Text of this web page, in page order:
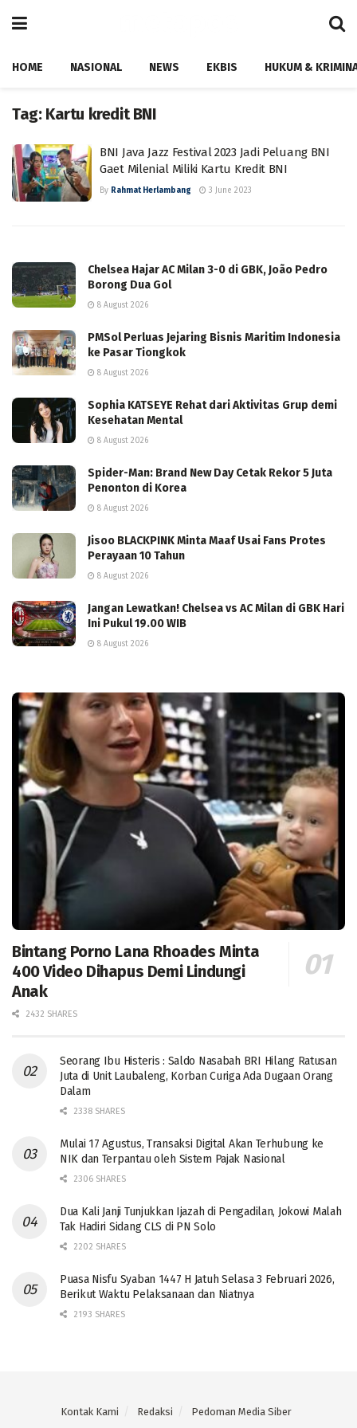
HOME NASIONAL NEWS EKBIS HUKUM &
Tag: Kartu kredit BNI
BNI Java Jazz Festival 2023 Jadi Peluang BNI
Gaet Milenial Miliki Kartu Kredit BNI
By Rahmat Herlambang 3 June 2023
Chelsea Hajar AC Milan 3-0 di GBK, João Pedro
Borong Dua Gol
8 August 2026
PMSol Perluas Jejaring Bisnis Maritim Indonesia
ke Pasar Tiongkok
8 August 2026
Sophia KATSEYE Rehat dari Aktivitas Grup demi
Kesehatan Mental
8 August 2026
Spider-Man: Brand New Day Cetak Rekor 5 Juta
Penonton di Korea
8 August 2026
Jisoo BLACKPINK Minta Maaf Usai Fans Protes
Perayaan 10 Tahun
8 August 2026
Jangan Lewatkan! Chelsea vs AC Milan di GBK Hari
Ini Pukul 19.00 WIB
8 August 2026
Bintang Porno Lana Rhoades Minta
400 Video Dihapus Demi Lindungi
Anak
2432 SHARES
Seorang Ibu Histeris : Saldo Nasabah BRI Hilang Ratusan
Juta di Unit Laubaleng, Korban Curiga Ada Dugaan Orang
Dalam
2338 SHARES
Mulai 17 Agustus, Transaksi Digital Akan Terhubung ke
NIK dan Terpantau oleh Sistem Pajak Nasional
2306 SHARES
Dua Kali Janji Tunjukkan Ijazah di Pengadilan, Jokowi Malah
Tak Hadiri Sidang CLS di PN Solo
2202 SHARES
Puasa Nisfu Syaban 1447 H Jatuh Selasa 3 Februari 2026,
Berikut Waktu Pelaksanaan dan Niatnya
2193 SHARES
Kontak Kami Redaksi Pedoman Media Siber